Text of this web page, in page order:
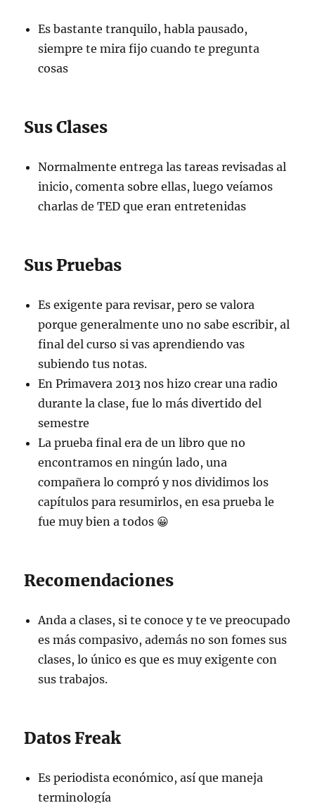
Es bastante tranquilo, habla pausado,
siempre te mira fijo cuando te pregunta
cosas
Sus Clases
Normalmente entrega las tareas revisadas al
inicio, comenta sobre ellas, luego veíamos
charlas de TED que eran entretenidas
Sus Pruebas
Es exigente para revisar, pero se valora
porque generalmente uno no sabe escribir, al
final del curso si vas aprendiendo vas
subiendo tus notas.
En Primavera 2013 nos hizo crear una radio
durante la clase, fue lo más divertido del
semestre
La prueba final era de un libro que no
encontramos en ningún lado, una
compañera lo compró y nos dividimos los
capítulos para resumirlos, en esa prueba le
fue muy bien a todos 😀
Recomendaciones
Anda a clases, si te conoce y te ve preocupado
es más compasivo, además no son fomes sus
clases, lo único es que es muy exigente con
sus trabajos.
Datos Freak
Es periodista económico, así que maneja
terminología